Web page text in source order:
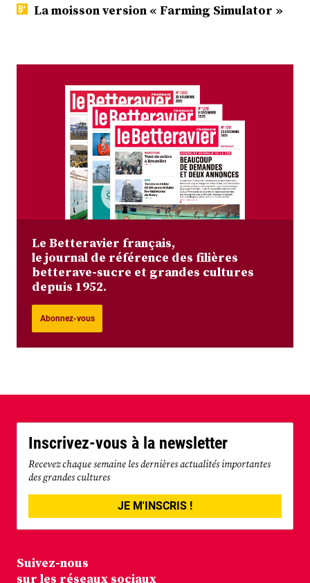
La moisson version « Farming Simulator »
Le Betteravier français,
le journal de référence des filières
betterave-sucre et grandes cultures
depuis 1952.
Abonnez-vous
Inscrivez-vous à la newsletter
Recevez chaque semaine les dernières actualités importantes
des grandes cultures
JE M'INSCRIS !
Suivez-nous
sur les réseaux sociaux